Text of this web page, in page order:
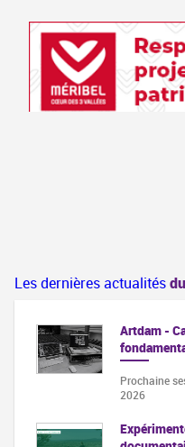
Les dernières actualités
Artdam -
Prochaine
2026